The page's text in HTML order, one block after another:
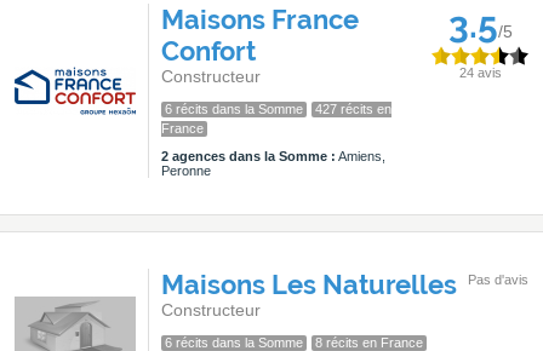
Maisons France
Confort
Constructeur
6 récits dans la Somme
427 récits en
France
2 agences dans la Somme : Amiens,
Peronne
3.5/5
24 avis
Maisons Les Naturelles
Constructeur
6 récits dans la Somme
8 récits en France
Pas d'avis